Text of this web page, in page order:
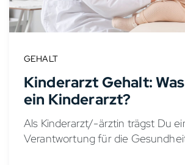
GEHALT
Kinderarzt Gehalt:
ein Kinderarzt?
Als Kinderarzt/-ärztin trägst Du
Verantwortung für die